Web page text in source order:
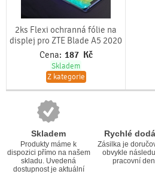
2ks Flexi ochranná fólie na
displej pro ZTE Blade A5 2020
Cena: 187 Kč
Skladem
Z kategorie
Skladem
Produkty máme k
dispozici přímo na našem
skladu. Uvedená
dostupnost je aktuální
Rychlé
Zásilka je
obvykle
pracovní den